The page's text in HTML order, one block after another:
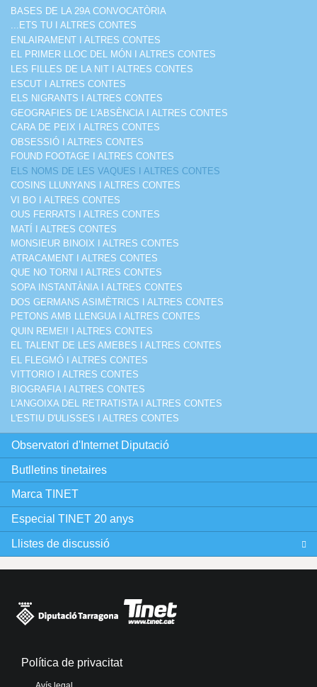
BASES DE LA 29A CONVOCATÒRIA
...ETS TU I ALTRES CONTES
ENLAIRAMENT I ALTRES CONTES
EL PRIMER LLOC DEL MÓN I ALTRES CONTES
LES FILLES DE LA NIT I ALTRES CONTES
ESCUT I ALTRES CONTES
ELS NIGRANTS I ALTRES CONTES
GEOGRAFIES DE L'ABSÈNCIA I ALTRES CONTES
CARA DE PEIX I ALTRES CONTES
OBSESSIÓ I ALTRES CONTES
FOUND FOOTAGE I ALTRES CONTES
ELS NOMS DE LES VAQUES I ALTRES CONTES
COSINS LLUNYANS I ALTRES CONTES
VI BO I ALTRES CONTES
OUS FERRATS I ALTRES CONTES
MATÍ I ALTRES CONTES
MONSIEUR BINOIX I ALTRES CONTES
ATRACAMENT I ALTRES CONTES
QUE NO TORNI I ALTRES CONTES
SOPA INSTANTÀNIA I ALTRES CONTES
DOS GERMANS ASIMÈTRICS I ALTRES CONTES
PETONS AMB LLENGUA I ALTRES CONTES
QUIN REMEI! I ALTRES CONTES
EL TALENT DE LES AMEBES I ALTRES CONTES
EL FLEGMÓ I ALTRES CONTES
VITTORIO I ALTRES CONTES
BIOGRAFIA I ALTRES CONTES
L'ANGOIXA DEL RETRATISTA I ALTRES CONTES
L'ESTIU D'ULISSES I ALTRES CONTES
Observatori d'Internet Diputació
Butlletins tinetaires
Marca TINET
Especial TINET 20 anys
Llistes de discussió
Política de privacitat